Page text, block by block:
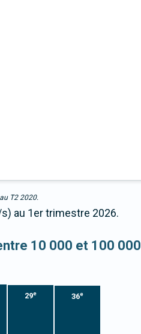
T2 2020.
au 1er trimestre 2026.
10 000 et 100 000
29e 36e